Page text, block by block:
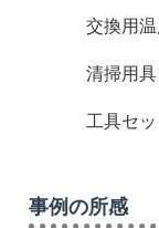
交換用
清掃用具
工具セ
事例の所感